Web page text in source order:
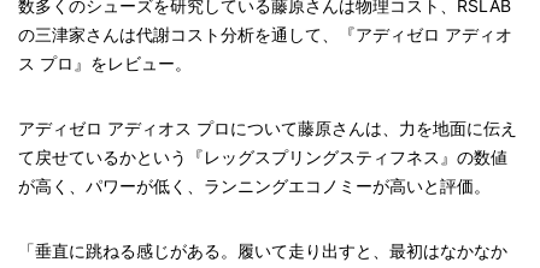
数多くのシューズを研究している藤原さんは物理コスト、RSLAB
の三津家さんは代謝コスト分析を通して、『アディゼロ アディオ
ス プロ』をレビュー。
アディゼロ アディオス プロについて藤原さんは、力を地面に伝え
て戻せているかという『レッグスプリングスティフネス』の数値
が高く、パワーが低く、ランニングエコノミーが高いと評価。
「垂直に跳ねる感じがある。履いて走り出すと、最初はなかなか